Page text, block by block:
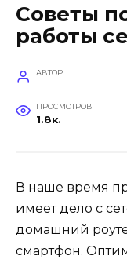
Советы
работы
АВТОР
ПРОСМОТРОВ
1.8к.
В наше время
имеет дело с
домашний
смартфон.